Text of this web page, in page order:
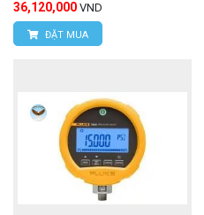
36,120,000 VND
ĐẶT MUA